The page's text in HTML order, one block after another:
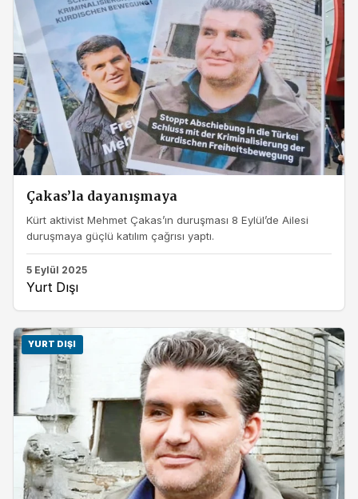
Çakas’la dayanışmaya
Kürt aktivist Mehmet Çakas’ın duruşması 8 Eylül’de Ailesi
duruşmaya güçlü katılım çağrısı yaptı.
5 Eylül 2025
Yurt Dışı
YURT DIŞI